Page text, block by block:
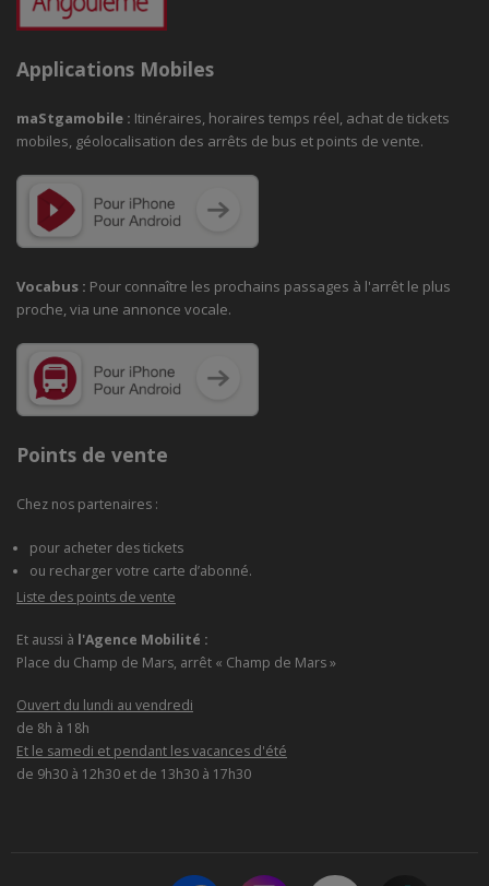
Applications Mobiles
maStgamobile : Itinéraires, horaires temps réel, achat de tickets
mobiles, géolocalisation des arrêts de bus et points de vente.
Vocabus : Pour connaître les prochains passages à l'arrêt le plus
proche, via une annonce vocale.
Points de vente
Chez nos partenaires :
pour acheter des tickets
ou recharger votre carte d’abonné.
Liste des points de vente
Et aussi à l'Agence Mobilité :
Place du Champ de Mars, arrêt « Champ de Mars »
Ouvert du lundi au vendredi
de 8h à 18h
Et le samedi et pendant les vacances d'été
de 9h30 à 12h30 et de 13h30 à 17h30